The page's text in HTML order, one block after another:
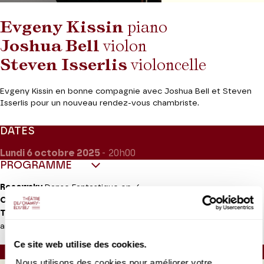
Ce site web utilise des cookies.
Evgeny Kissin piano
Joshua Bellviolon
Steven Isserlisvioloncelle
Evgeny Kissin en bonne compagnie avec Joshua Bell et Steven
Isserlis pour un nouveau rendez-vous chambriste.
DATES
Lundi 6 octobre 2025 - 20h00
PROGRAMME
RosowskyDanse Fantastique op. 6
Chostakovitch
Trio pour piano et cordes no 2 op. 67
Tchaïkovski
Trio pour piano et cordes « À la mémoire d’un grand
artiste »